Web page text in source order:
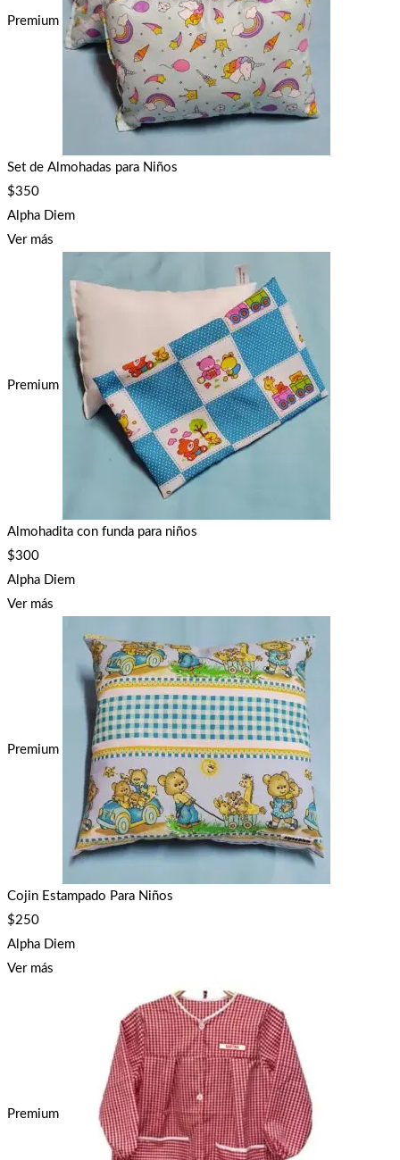
Premium
Set de Almohadas para Niños
$350
Alpha Diem
Ver más
Premium
Almohadita con funda para niños
$300
Alpha Diem
Ver más
Premium
Cojin Estampado Para Niños
$250
Alpha Diem
Ver más
Premium